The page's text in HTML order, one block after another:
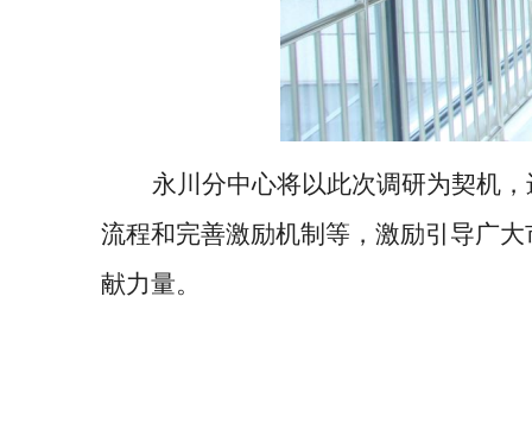
永川分中心将以此次调研为契机
流程和完善激励机制等，激励引导广
献力量。